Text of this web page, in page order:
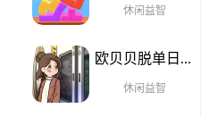
休闲益智
欧贝贝脱单日记
休闲益智